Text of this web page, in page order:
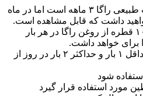
دوره درمان با محصولات طبیعی راگا ۳ ماهه است اما در ماه
مقدار استفاده: بین ۵ تا ۱۰ قطره از روغن راگا در هر بار
خواهد داشت.
تعداد دفعات مصرف : حداقل ۱ بار و حداکثر ۲ بار در روز از
شود
مورد استفاده قرار گیرد